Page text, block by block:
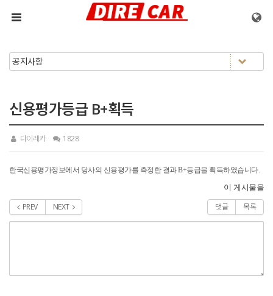
메뉴 건너뛰기
신용평가등급 B+획득
다이레카 1828
한국신용평가정보에서 당사의 신용평가를 측정한 결과 B+등급을 획득하였습니다.
이 게시물을
PREV NEXT 댓글 목록